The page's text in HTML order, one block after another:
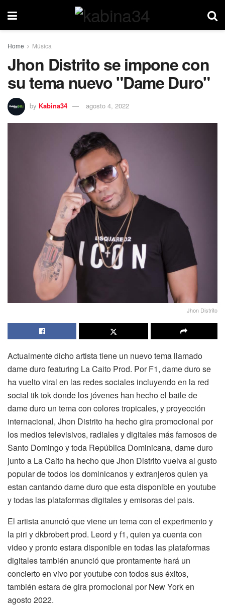
Home Música
Jhon Distrito se impone con
su tema nuevo "Dame Duro"
by Kabina34 agosto 4, 2022
Jhon Distrito
Actualmente dicho artista tiene un nuevo tema llamado
dame duro featuring La Caito Prod. Por F1, dame duro se
ha vuelto viral en las redes sociales incluyendo en la red
social tik tok donde los jóvenes han hecho el baile de
dame duro un tema con colores tropicales, y proyección
internacional, Jhon Distrito ha hecho gira promocional por
los medios televisivos, radiales y digitales más famosos de
Santo Domingo y toda República Dominicana, dame duro
junto a La Caito ha hecho que Jhon Distrito vuelva al gusto
popular de todos los dominicanos y extranjeros quien ya
estan cantando dame duro que esta disponible en youtube
y todas las plataformas digitales y emisoras del pais.
El artista anunció que viene un tema con el experimento y
la piri y dkbrobert prod. Leord y f1, quien ya cuenta con
video y pronto estara disponible en todas las plataformas
digitales también anunció que prontamente hará un
concierto en vivo por youtube con todos sus éxitos,
también estara de gira promocional por New York en
agosto 2022.